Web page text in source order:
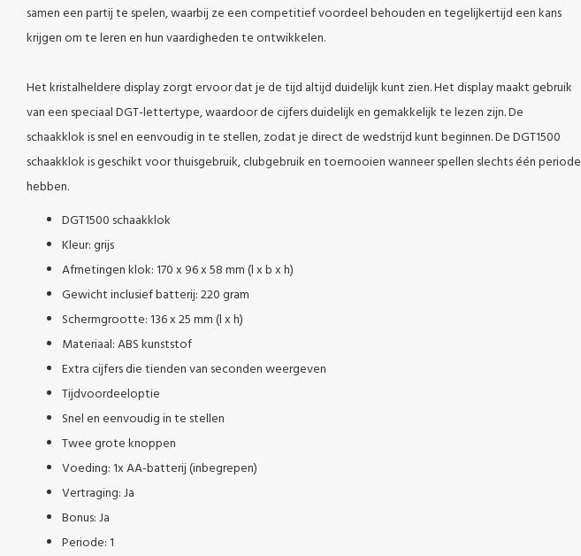
samen een partij te spelen, waarbij ze een competitief voordeel behouden en tegelijkertijd een kans
krijgen om te leren en hun vaardigheden te ontwikkelen.
Het kristalheldere display zorgt ervoor dat je de tijd altijd duidelijk kunt zien. Het display maakt gebruik
van een speciaal DGT-lettertype, waardoor de cijfers duidelijk en gemakkelijk te lezen zijn. De
schaakklok is snel en eenvoudig in te stellen, zodat je direct de wedstrijd kunt beginnen. De DGT1500
schaakklok is geschikt voor thuisgebruik, clubgebruik en toernooien wanneer spellen slechts één periode
hebben.
DGT1500 schaakklok
Kleur: grijs
Afmetingen klok: 170 x 96 x 58 mm (l x b x h)
Gewicht inclusief batterij: 220 gram
Schermgrootte: 136 x 25 mm (l x h)
Materiaal: ABS kunststof
Extra cijfers die tienden van seconden weergeven
Tijdvoordeeloptie
Snel en eenvoudig in te stellen
Twee grote knoppen
Voeding: 1x AA-batterij (inbegrepen)
Vertraging: Ja
Bonus: Ja
Periode: 1